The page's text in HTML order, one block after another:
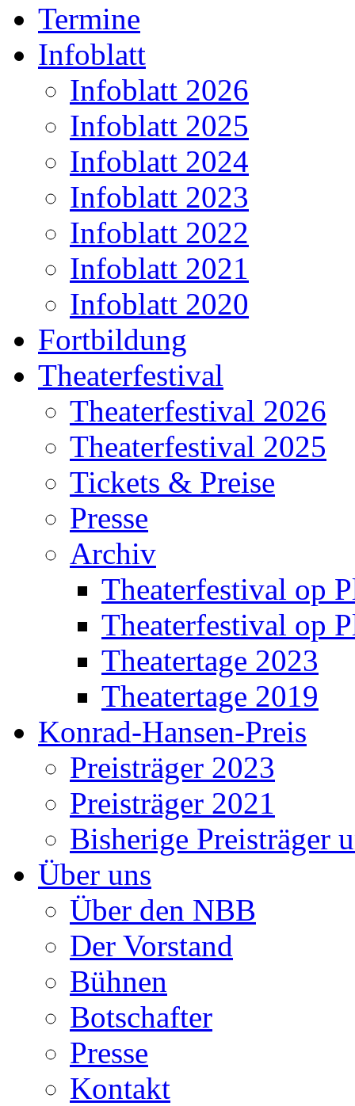
Termine
Infoblatt
Infoblatt 2026
Infoblatt 2025
Infoblatt 2024
Infoblatt 2023
Infoblatt 2022
Infoblatt 2021
Infoblatt 2020
Fortbildung
Theaterfestival
Theaterfestival 2026
Theaterfestival 2025
Tickets & Preise
Presse
Archiv
Theaterfestival op
Theaterfestival op
Theatertage 2023
Theatertage 2019
Konrad-Hansen-Preis
Preisträger 2023
Preisträger 2021
Bisherige Preisträger
Über uns
Über den NBB
Der Vorstand
Bühnen
Botschafter
Presse
Kontakt